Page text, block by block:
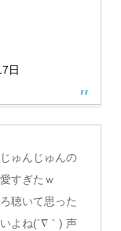
日
ゅんじゅんの
すぎたｗ
聴いて思った
よね(´∇｀) 声